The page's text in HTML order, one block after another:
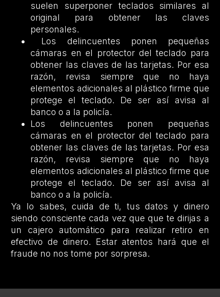
suelen superponer teclados similares al
original para obtener las claves
personales.
Los delincuentes ponen pequeñas
cámaras en el protector del teclado para
obtener las claves de las tarjetas. Por esa
razón, revisa siempre que no haya
elementos adicionales al plástico firme que
protege el teclado. De ser así avisa al
banco o a la policía.
Los delincuentes ponen pequeñas
cámaras en el protector del teclado para
obtener las claves de las tarjetas. Por esa
razón, revisa siempre que no haya
elementos adicionales al plástico firme que
protege el teclado. De ser así avisa al
banco o a la policía.
Ya lo sabes, cuida de ti, tus datos y dinero
siendo consciente cada vez que que te dirijas a
un cajero automático para realizar retiro en
efectivo de dinero. Estar atentos hará que el
fraude no nos tome por sorpresa.